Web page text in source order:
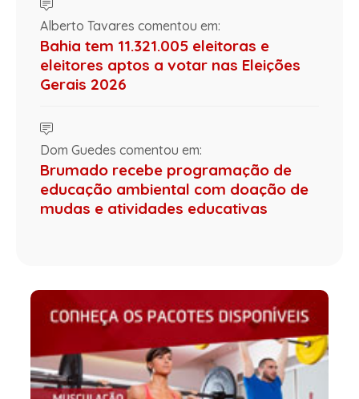
Alberto Tavares comentou em:
Bahia tem 11.321.005 eleitoras e
eleitores aptos a votar nas Eleições
Gerais 2026
Dom Guedes comentou em:
Brumado recebe programação de
educação ambiental com doação de
mudas e atividades educativas